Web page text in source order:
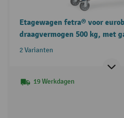
Etagewagen fetra® voor
draagvermogen 500 kg, met
2 Varianten
19 Werkdagen